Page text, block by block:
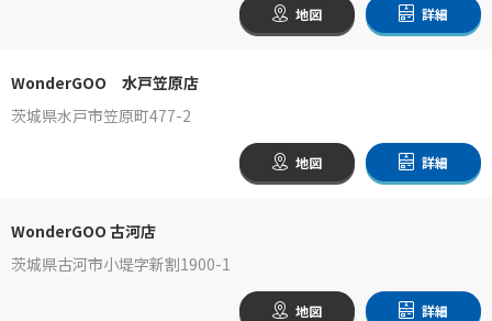
地図 詳細
WonderGOO 水戸笠原店
茨城県水戸市笠原町477-2
地図 詳細
WonderGOO 古河店
茨城県古河市小堤字新割1900-1
地図 詳細